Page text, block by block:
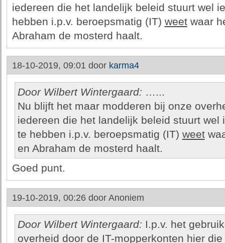
iedereen die het landelijk beleid stuurt wel
hebben i.p.v. beroepsmatig (IT) weetwaar
Abraham de mosterd haalt.
18-10-2019, 09:01 door karma4
Door Wilbert Wintergaard: …...
Nu blijft het maar modderen bij onze
iedereen die het landelijk beleid stuurt
te hebben i.p.v. beroepsmatig (IT) weet
en Abraham de mosterd haalt.
Goed punt.
19-10-2019, 00:26 door Anoniem
Door Wilbert Wintergaard: I.p.v. het
overheid door de IT-mopperkonten hier